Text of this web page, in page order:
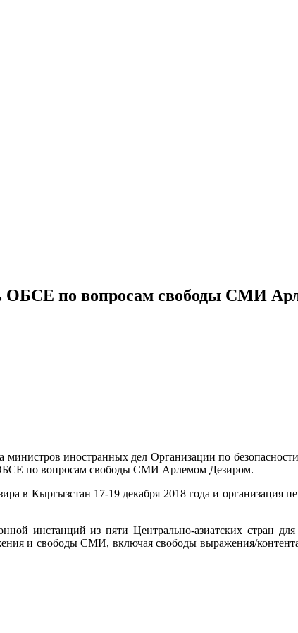
ОБСЕ по вопросам свободы СМИ
иностранных дел Организации по
по вопросам свободы СМИ Арлемом Дезиром.
в Кыргызстан 17-19 декабря 2018 года и организация
инстанций из пяти Центрально-азиатских стран
и свободы СМИ, включая свободы выражения/